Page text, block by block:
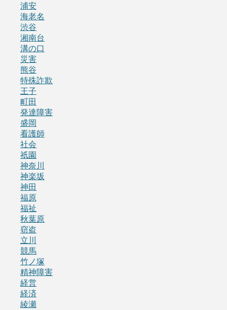
浦安
海老名
渋谷
湘南台
溝の口
災害
熊谷
特殊詐欺
王子
町田
発達障害
盛岡
看護師
社会
祇園
神奈川
神楽坂
神田
福原
福祉
秋葉原
窃盗
立川
競馬
竹ノ塚
精神障害
経営
経済
綾瀬